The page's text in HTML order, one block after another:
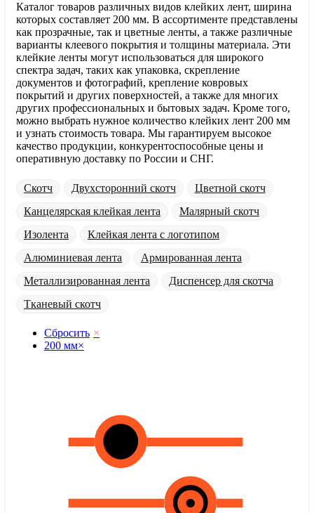
Каталог товаров различных видов клейких лент, ширина
которых составляет 200 мм. В ассортименте представлены
как прозрачные, так и цветные ленты, а также различные
варианты клеевого покрытия и толщины материала. Эти
клейкие ленты могут использоваться для широкого
спектра задач, таких как упаковка, скрепление
документов и фотографий, крепление ковровых
покрытий и других поверхностей, а также для многих
других профессиональных и бытовых задач. Кроме того,
можно выбрать нужное количество клейких лент 200 мм
и узнать стоимость товара. Мы гарантируем высокое
качество продукции, конкурентоспособные цены и
оперативную доставку по России и СНГ.
Скотч Двухсторонний скотч
Цветной скотч
Канцелярская клейкая лента
Малярный скотч
Изолента
Клейкая лента с логотипом
Алюминиевая лента
Армированная лента
Металлизированная лента
Диспенсер для скотча
Тканевый скотч
Сбросить ×
200 мм×